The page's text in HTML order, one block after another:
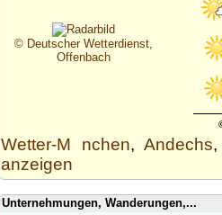
© Deutscher Wetterdienst,
Offenbach
Wetter-M nchen,Andechs
anzeigen
Unternehmungen, Wanderungen,...